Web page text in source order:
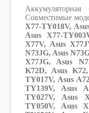
Совместимые
X77-TY018V,
Asus X77-
X77V, Asus
N73JG, Asus
X77JG, Asus
K72D, Asus
TY017V, Asus
TY139V, Asus
TY027V, Asus
TY050V, Asus